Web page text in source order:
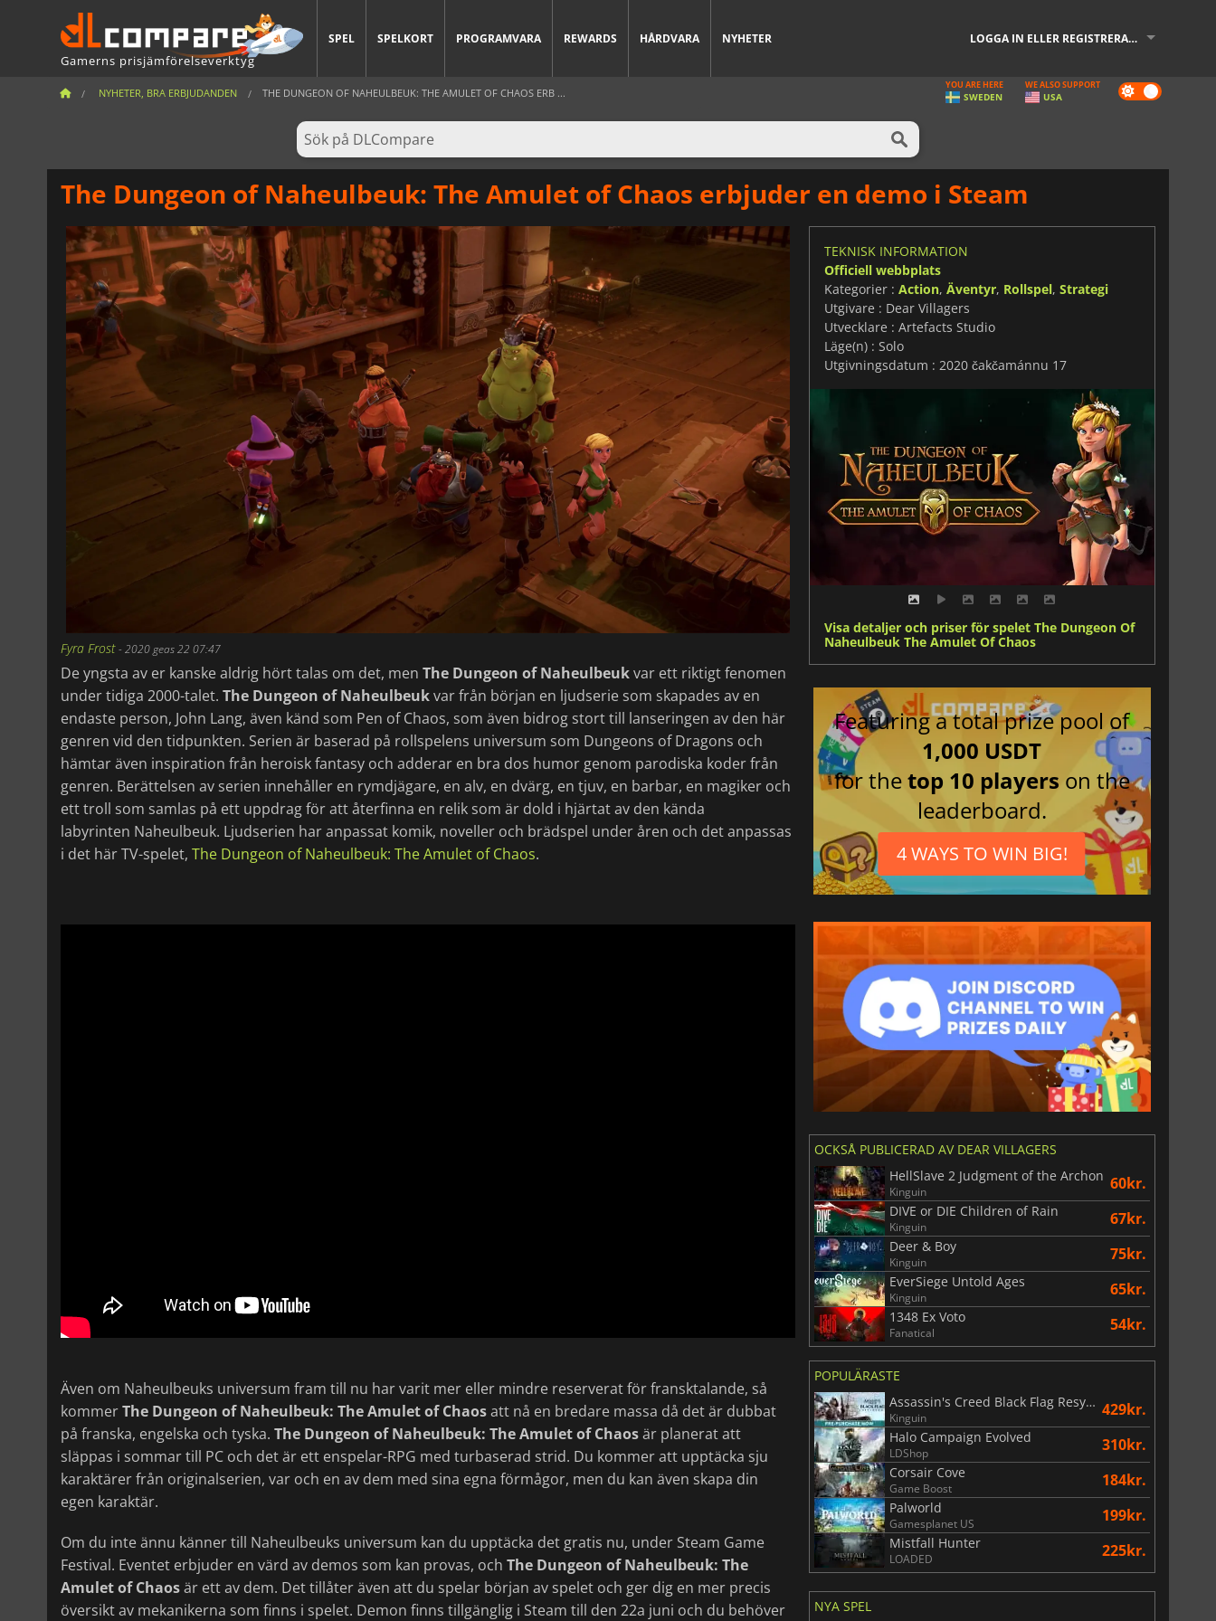
Gamerns prisjämförelseverktyg
SPEL SPELKORT PROGRAMVARA REWARDS HÅRDVARA NYHETER LOGGA IN ELLER REGISTRERA DIG
NYHETER, BRA ERBJUDANDEN THE DUNGEON OF NAHEULBEUK: THE AMULET OF CHAOS ERB ... Dark
mode
YOU ARE HERE
SWEDEN
WE ALSO SUPPORT
USA
The Dungeon of Naheulbeuk: The Amulet of Chaos erbjuder en demo i Steam
Fyra Frost-2020 geas 22 07:47
De yngsta av er kanske aldrig hört talas om det, men The Dungeon of Naheulbeukvar ett riktigt fenomen
under tidiga 2000-talet. The Dungeon of Naheulbeukvar från början en ljudserie som skapades av en
endaste person, John Lang, även känd som Pen of Chaos, som även bidrog stort till lanseringen av den här
genren vid den tidpunkten. Serien är baserad på rollspelens universum som Dungeons of Dragons och
hämtar även inspiration från heroisk fantasy och adderar en bra dos humor genom parodiska koder från
genren. Berättelsen av serien innehåller en rymdjägare, en alv, en dvärg, en tjuv, en barbar, en magiker och
ett troll som samlas på ett uppdrag för att återfinna en relik som är dold i hjärtat av den kända
labyrinten Naheulbeuk. Ljudserien har anpassat komik, noveller och brädspel under åren och det anpassas
i det här TV-spelet, The Dungeon of Naheulbeuk: The Amulet of Chaos.
Även om Naheulbeuks universum fram till nu har varit mer eller mindre reserverat för fransktalande, så
kommerThe Dungeon of Naheulbeuk: The Amulet of Chaosatt nå en bredare massa då det är dubbat
på franska, engelska och tyska. The Dungeon of Naheulbeuk: The Amulet of Chaosär planerat att
släppas i sommar till PC och det är ett enspelar-RPG med turbaserad strid. Du kommer att upptäcka sju
karaktärer från originalserien, var och en av dem med sina egna förmågor, men du kan även skapa din
egen karaktär.
Om du inte ännu känner till Naheulbeuks universum kan du upptäcka det gratis nu, under Steam Game
Festival. Eventet erbjuder en värd av demos som kan provas, och The Dungeon of Naheulbeuk: The
Amulet of Chaosär ett av dem. Det tillåter även att du spelar början av spelet och ger dig en mer precis
översikt av mekanikerna som finns i spelet. Demon finns tillgänglig i Steam till den 22a juni och du behöver
TEKNISK INFORMATION
Officiell webbplats
Kategorier : Action, Äventyr, Rollspel, Strategi
Utgivare : Dear Villagers
Utvecklare : Artefacts Studio
Läge(n) : Solo
Utgivningsdatum : 2020 čakčamánnu 17
Visa detaljer och priser för spelet The Dungeon Of
Naheulbeuk The Amulet Of Chaos
Featuring a total prize pool of
1,000 USDT
for thetop 10 players on the
leaderboard.
4 WAYS TO WIN BIG!
OCKSÅ PUBLICERAD AV DEAR VILLAGERS
HellSlave 2 Judgment of the Archon
Kinguin 60kr.
DIVE or DIE Children of Rain
Kinguin 67kr.
Deer & Boy
Kinguin 75kr.
EverSiege Untold Ages
Kinguin 65kr.
1348 Ex Voto
Fanatical 54kr.
POPULÄRASTE
Assassin's Creed Black Flag Resynced
Kinguin 429kr.
Halo Campaign Evolved
LDShop 310kr.
Corsair Cove
Game Boost 184kr.
Palworld
Gamesplanet US 199kr.
Mistfall Hunter
LOADED 225kr.
NYA SPEL